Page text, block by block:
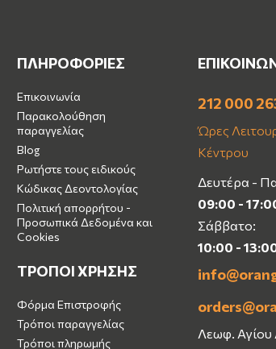
ΠΛΗΡΟΦΟΡΙΕΣ
Επικοινωνία
Παρακολούθηση
παραγγελίας
Blog
Ρωτήστε τους ειδικούς
Κώδικας Δεοντολογίας
Πολιτική απορρήτου -
Προσωπικά Δεδομένα και
Cookies
ΤΡΟΠΟΙ ΧΡΗΣΗΣ
Φόρμα Επιστροφής
Τρόποι παραγγελίας
Τρόποι πληρωμής
212 000
Ώρες
Κέντρου
Δευτέρα -
09:00 -
Σάββατο:
10:00 -
Λεωφ. Αγίου